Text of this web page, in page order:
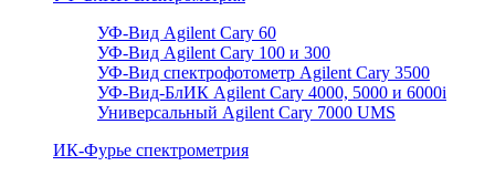
УФ-Вид Agilent Cary 60
УФ-Вид Agilent Cary 100 и 300
УФ-Вид спектрофотометр Agilent Cary 3500
УФ-Вид-БлИК Agilent Cary 4000, 5000 и 6000i
Универсальный Agilent Cary 7000 UMS
ИК-Фурье спектрометрия